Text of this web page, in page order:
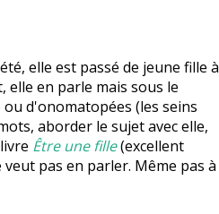
elle est passé de jeune fille à
elle en parle mais sous le
d'onomatopées (les seins
aborder le sujet avec elle,
Être une fille(excellent
pas en parler. Même pas à